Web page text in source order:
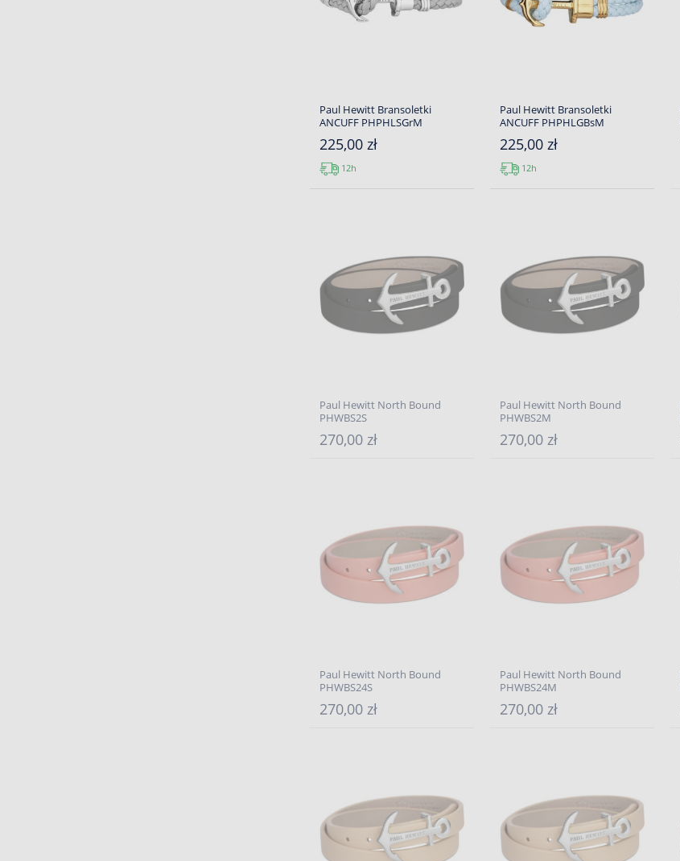
Paul Hewitt Bransoletki
ANCUFF PHPHLSGrM
225,00 zł
12h
Paul Hewitt Bransoletki
ANCUFF PHPHLGBsM
225,00 zł
12h
Paul Hewitt North Bound
PHWBS2S
270,00 zł
Paul Hewitt North Bound
PHWBS2M
270,00 zł
Paul Hewitt North Bound
PHWBS24S
270,00 zł
Paul Hewitt North Bound
PHWBS24M
270,00 zł